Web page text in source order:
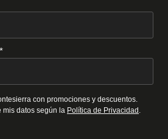
con promociones y descuentos.
mis datos según la Política de Privacidad .